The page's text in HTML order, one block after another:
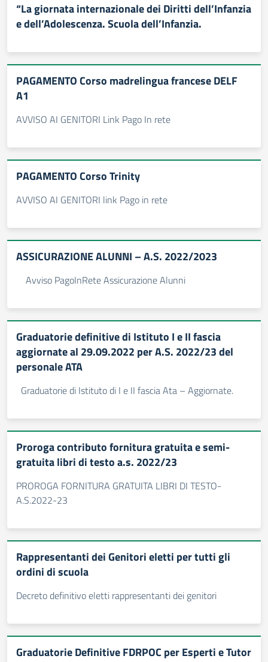
“La giornata internazionale dei Diritti dell’Infanzia
e dell’Adolescenza. Scuola dell’Infanzia.
PAGAMENTO Corso madrelingua francese DELF
A1
AVVISO AI GENITORI Link Pago In rete
PAGAMENTO Corso Trinity
AVVISO AI GENITORI link Pago in rete
ASSICURAZIONE ALUNNI – A.S. 2022/2023
Avviso PagoInRete Assicurazione Alunni
Graduatorie definitive di Istituto I e II fascia
aggiornate al 29.09.2022 per A.S. 2022/23 del
personale ATA
Graduatorie di Istituto di I e II fascia Ata – Aggiornate.
Proroga contributo fornitura gratuita e semi-
gratuita libri di testo a.s. 2022/23
PROROGA FORNITURA GRATUITA LIBRI DI TESTO-
A.S.2022-23
Rappresentanti dei Genitori eletti per tutti gli
ordini di scuola
Decreto definitivo eletti rappresentanti dei genitori
Graduatorie Definitive FDRPOC per Esperti e Tutor